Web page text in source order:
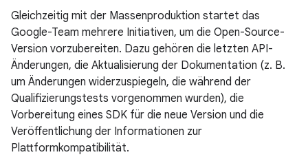
Gleichzeitig mit der Massenproduktion startet das
Google-Team mehrere Initiativen, um die Open-Source-
Version vorzubereiten. Dazu gehören die letzten API-
Änderungen, die Aktualisierung der Dokumentation (z. B.
um Änderungen widerzuspiegeln, die während der
Qualifizierungstests vorgenommen wurden), die
Vorbereitung eines SDK für die neue Version und die
Veröffentlichung der Informationen zur
Plattformkompatibilität.